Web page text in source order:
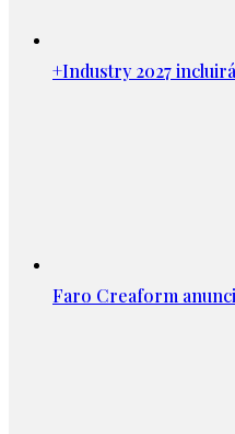
+Industry 2027
Faro Creaform